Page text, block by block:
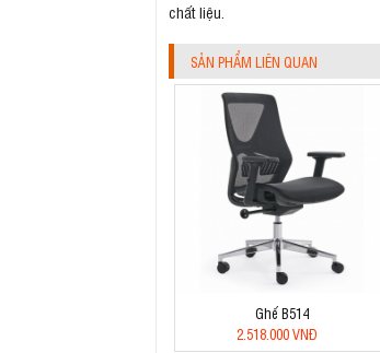
chất liệu.
SẢN PHẨM LIÊN QUAN
Ghế B514
2.518.000 VNĐ